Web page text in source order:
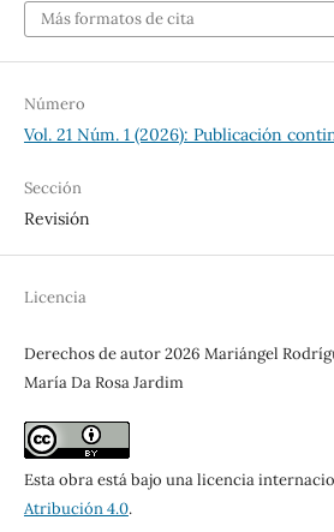
Más formatos de cita
Número
Vol. 21 Núm. 1 (2026): Publicación
Sección
Revisión
Licencia
Derechos de autor 2026 Mariángel
María Da Rosa Jardim
Esta obra está bajo una licencia
Atribución 4.0.